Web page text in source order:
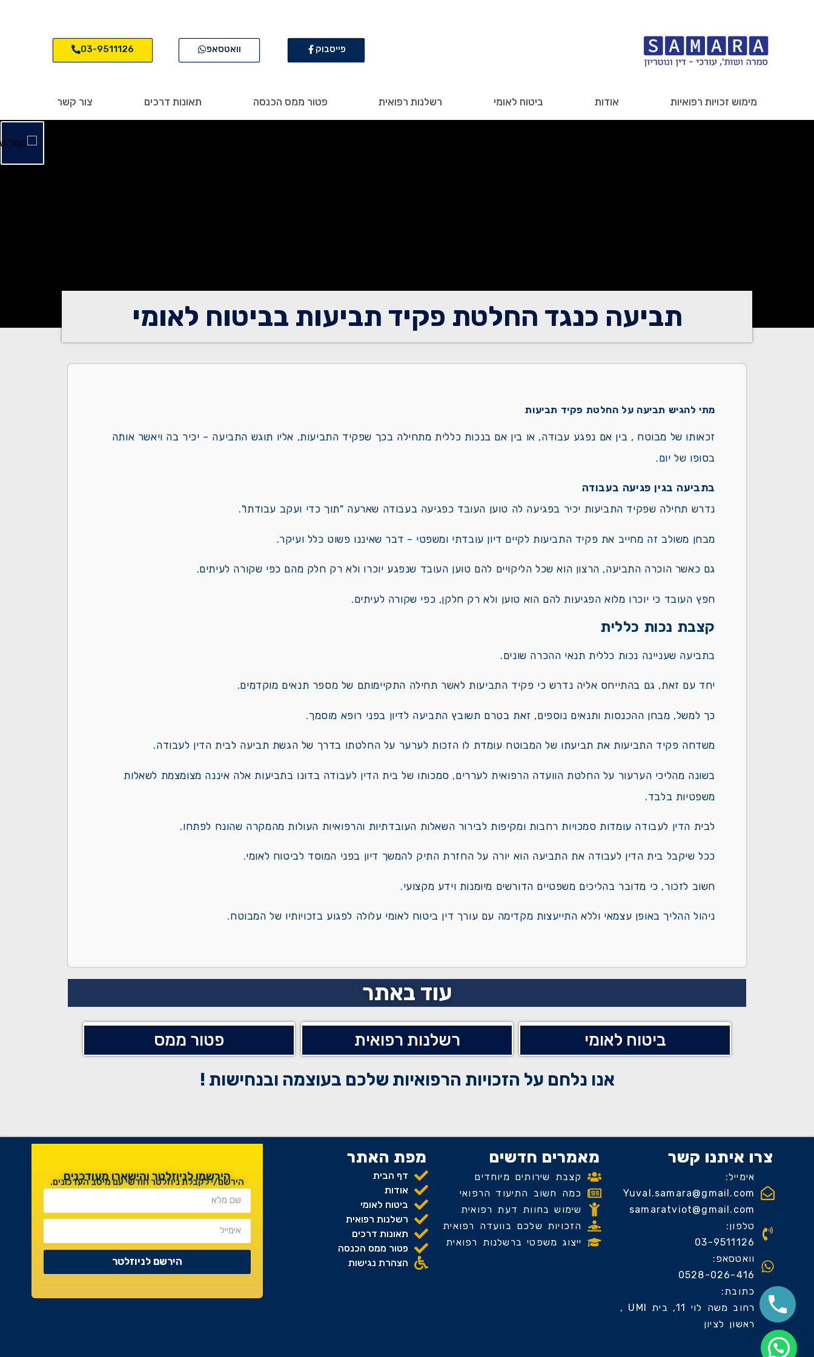
פייסבוק וואטסאפ 03-9511126
מימוש זכויות רפואיות אודות ביטוח לאומי רשלנות רפואית פטור ממס הכנסה תאונות דרכים צור קשר
תביעה כנגד החלטת פקיד תביעות בביטוח לאומי
מתי להגיש תביעה על החלטת פקיד תביעות
זכאותו של מבוטח , בין אם נפגע עבודה, או בין אם בנכות כללית מתחילה בכך שפקיד התביעות, אליו תוגש התביעה – יכיר בה ויאשר אותה
בסופו של יום.
בתביעה בגין פגיעה בעבודה
נדרש תחילה שפקיד התביעות יכיר בפגיעה לה טוען העובד כפגיעה בעבודה שארעה "תוך כדי ועקב עבודתו".
מבחן משולב זה מחייב את פקיד התביעות לקיים דיון עובדתי ומשפטי – דבר שאיננו פשוט כלל ועיקר.
גם כאשר הוכרה התביעה, הרצון הוא שכל הליקויים להם טוען העובד שנפגע יוכרו ולא רק חלק מהם כפי שקורה לעיתים.
חפץ העובד כי יוכרו מלוא הפגיעות להם הוא טוען ולא רק חלקן, כפי שקורה לעיתים.
קצבת נכות כללית
בתביעה שעניינה נכות כללית תנאי ההכרה שונים.
יחד עם זאת, גם בהתייחס אליה נדרש כי פקיד התביעות לאשר תחילה התקיימותם של מספר תנאים מוקדמים.
כך למשל, מבחן ההכנסות ותנאים נוספים, זאת בטרם תשובץ התביעה לדיון בפני רופא מוסמך.
משדחה פקיד התביעות את תביעתו של המבוטח עומדת לו הזכות לערער על החלטתו בדרך של הגשת תביעה לבית הדין לעבודה.
בשונה מהליכי הערעור על החלטת הוועדה הרפואית לעררים, סמכותו של בית הדין לעבודה בדונו בתביעות אלה איננה מצומצמת לשאלות
משפטיות בלבד.
לבית הדין לעבודה עומדות סמכויות רחבות ומקיפות לבירור השאלות העובדתיות והרפואיות העולות מהמקרה שהונח לפתחו.
ככל שיקבל בית הדין לעבודה את התביעה הוא יורה על החזרת התיק להמשך דיון בפני המוסד לביטוח לאומי.
חשוב לזכור, כי מדובר בהליכים משפטיים הדורשים מיומנות וידע מקצועי.
ניהול ההליך באופן עצמאי וללא התייעצות מקדימה עם עורך דין ביטוח לאומי עלולה לפגוע בזכויותיו של המבוטח.
עוד באתר
ביטוח לאומי רשלנות רפואית פטור ממס
אנו נלחם על הזכויות הרפואיות שלכם בעוצמה ובנחישות !
צרו איתנו קשר
אימייל:
Yuval.samara@gmail.com
samaratviot@gmail.com
טלפון:
03-9511126
וואטסאפ:
0528-026-416
כתובת:
רחוב משה לוי 11, בית UMI ,
ראשון לציון
מאמרים חדשים
קצבת שירותים מיוחדים
כמה חשוב התיעוד הרפואי
שימוש בחוות דעת רפואית
הזכויות שלכם בוועדה רפואית
ייצוג משפטי ברשלנות רפואית
מפת האתר
דף הבית
אודות
ביטוח לאומי
רשלנות רפואית
תאונות דרכים
פטור ממס הכנסה
הצהרת נגישות
הירשמו לניוזלטר והישארו מעודכנים
הירשם/י לקבלת ניוזלטר חודשי עם מיטב העדכונים.
הירשם לניוזלטר